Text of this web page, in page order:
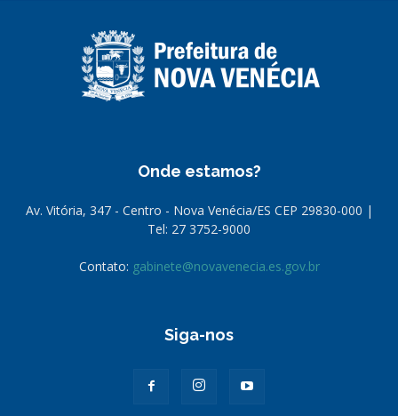
Onde estamos?
Av. Vitória, 347 - Centro - Nova Venécia/ES CEP 29830-000 |
Tel: 27 3752-9000
Contato: gabinete@novavenecia.es.gov.br
Siga-nos